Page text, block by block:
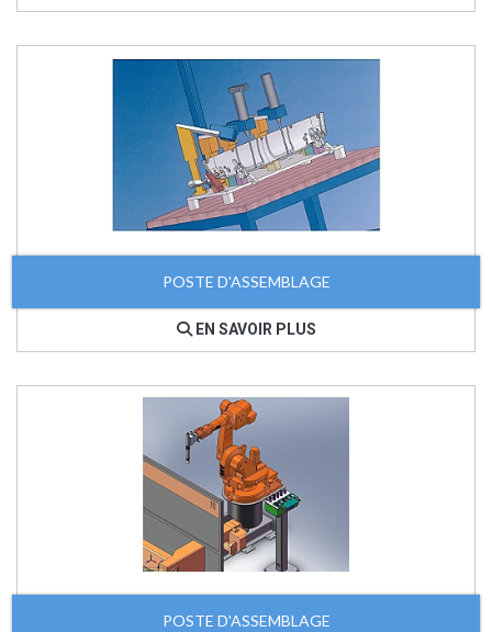
POSTE D'ASSEMBLAGE
EN SAVOIR PLUS
POSTE D'ASSEMBLAGE